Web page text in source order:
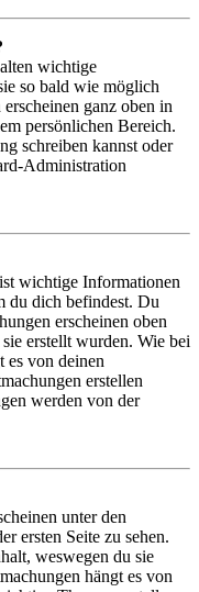
wichtige
so bald wie möglich
ganz oben in
persönlichen Bereich.
schreiben kannst oder
Administration
wichtige Informationen
du dich befindest. Du
erscheinen oben
erstellt wurden. Wie bei
es von deinen
erstellen
werden von der
unter den
ersten Seite zu sehen.
weswegen du sie
hängt es von